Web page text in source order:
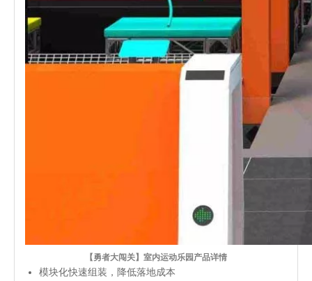
【勇者大闯关】室内运动乐园产品详情
模块化快速组装，降低落地成本